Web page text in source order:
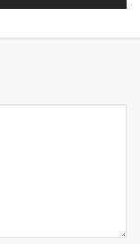
emanet bir